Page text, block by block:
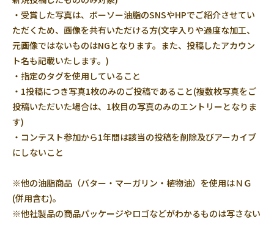
・受賞した写真は、ボーソー油脂のSNSやHPでご紹介させてい
ただくため、画像を共有いただける方(文字入りや過度な加工、
元画像ではないものはNGとなります。また、投稿したアカウン
ト名も記載いたします。)
・指定のタグを使用していること
・1投稿につき写真1枚のみのご投稿であること(複数枚写真をご
投稿いただいた場合は、1枚目の写真のみのエントリーとなりま
す)
・コンテスト参加から1年間は該当の投稿を削除及びアーカイブ
にしないこと
※他の油脂商品（バター・マーガリン・植物油）を使用はＮＧ
(併用含む)。
※他社製品の商品パッケージやロゴなどがわかるものは写さない